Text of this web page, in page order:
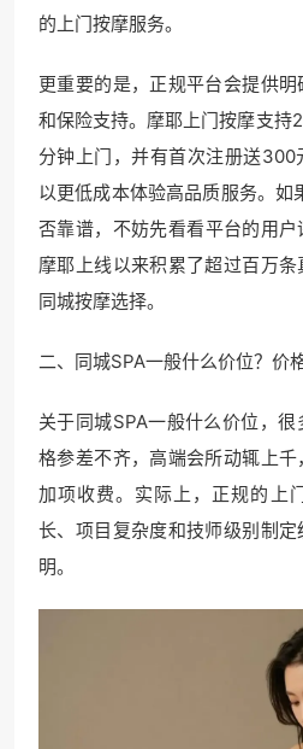
的上门按摩服务。
更重要的是，正规平台会提供
和保险支持。摩耶上门按摩支
分钟上门，并有首次注册送300
以更低成本体验高品质服务。如
否靠谱，不妨先看看平台的用
摩耶上线以来积累了超过百万
同城按摩选择。
二、同城SPA一般什么价位？价
关于同城SPA一般什么价位，
格参差不齐，高端会所动辄上
加项收费。实际上，正规的上
长、项目复杂度和技师级别制
明。